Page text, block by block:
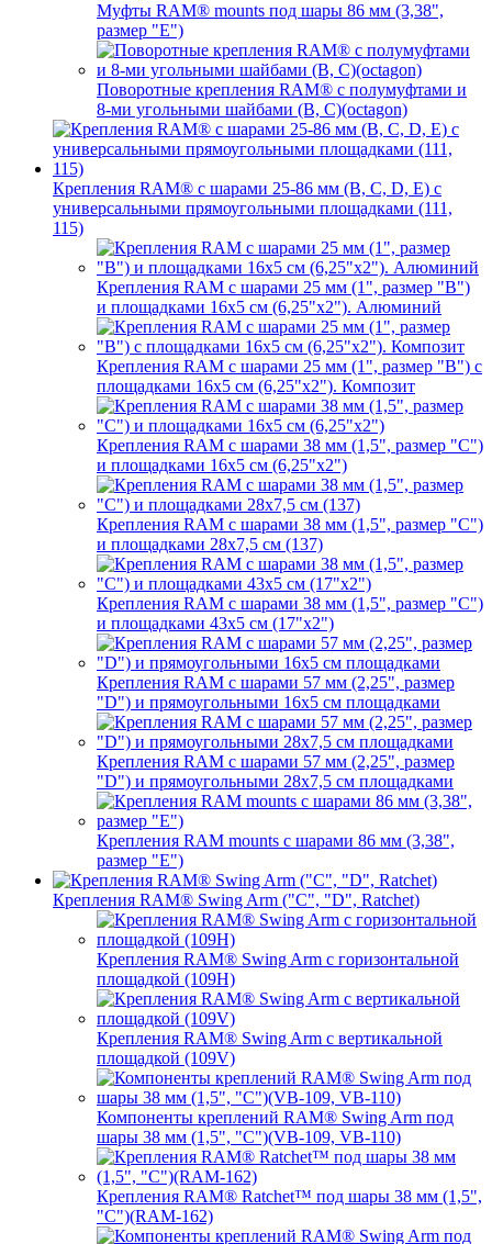
Муфты RAM® mounts под шары 86 мм (3,38",
размер "E")
Поворотные крепления RAM® c полумуфтами и
8-ми угольными шайбами (B, C)(octagon)
Крепления RAM® с шарами 25-86 мм (B, C, D, E) с
универсальными прямоугольными площадками (111,
115)
Крепления RAM с шарами 25 мм (1", размер "B")
и площадками 16х5 см (6,25"х2"). Алюминий
Крепления RAM с шарами 25 мм (1", размер "B") с
площадками 16х5 см (6,25"х2"). Композит
Крепления RAM с шарами 38 мм (1,5", размер "C")
и площадками 16х5 см (6,25"х2")
Крепления RAM с шарами 38 мм (1,5", размер "C")
и площадками 28х7,5 см (137)
Крепления RAM с шарами 38 мм (1,5", размер "C")
и площадками 43х5 см (17"х2")
Крепления RAM с шарами 57 мм (2,25", размер
"D") и прямоугольными 16х5 см площадками
Крепления RAM с шарами 57 мм (2,25", размер
"D") и прямоугольными 28х7,5 см площадками
Крепления RAM mounts с шарами 86 мм (3,38",
размер "E")
Крепления RAM® Swing Arm ("C", "D", Ratchet)
Крепления RAM® Swing Arm с горизонтальной
площадкой (109H)
Крепления RAM® Swing Arm с вертикальной
площадкой (109V)
Компоненты креплений RAM® Swing Arm под
шары 38 мм (1,5", "C")(VB-109, VB-110)
Крепления RAM® Ratchet™ под шары 38 мм (1,5",
"C")(RAM-162)